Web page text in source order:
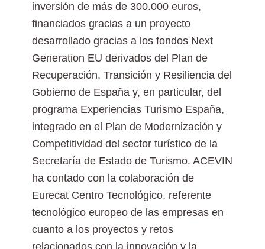
inversión de más de 300.000 euros,
financiados gracias a un proyecto
desarrollado gracias a los fondos Next
Generation EU derivados del Plan de
Recuperación, Transición y Resiliencia del
Gobierno de España y, en particular, del
programa Experiencias Turismo España,
integrado en el Plan de Modernización y
Competitividad del sector turístico de la
Secretaría de Estado de Turismo. ACEVIN
ha contado con la colaboración de
Eurecat Centro Tecnológico, referente
tecnológico europeo de las empresas en
cuanto a los proyectos y retos
relacionados con la innovación y la